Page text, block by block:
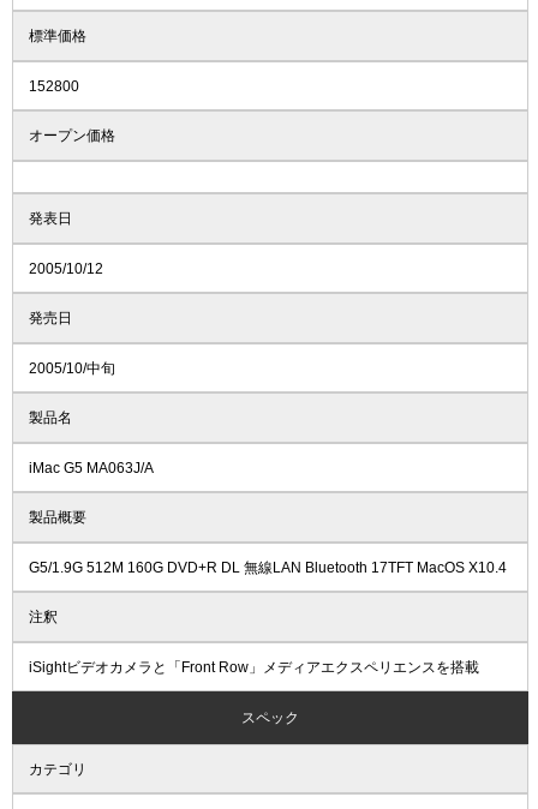
標準価格
152800
オープン価格
発表日
2005/10/12
発売日
2005/10/中旬
製品名
iMac G5 MA063J/A
製品概要
G5/1.9G 512M 160G DVD+R DL 無線LAN Bluetooth 17TFT MacOS X10.4
注釈
iSightビデオカメラと「Front Row」メディアエクスペリエンスを搭載
スペック
カテゴリ